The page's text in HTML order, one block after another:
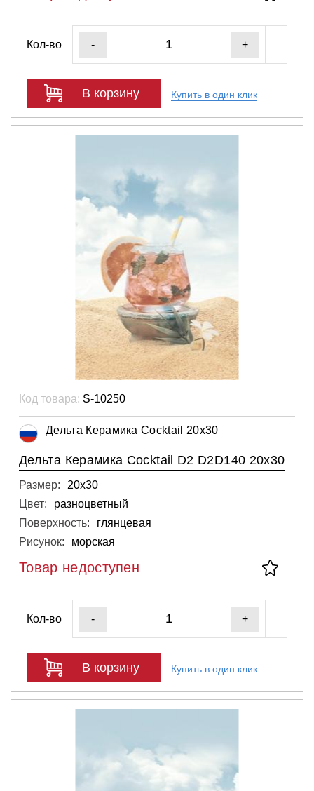
Кол-во - +
В корзину Купить в один клик
Код товара: S-10250
Дельта Керамика Cocktail 20x30
Дельта Керамика Cocktail D2 D2D140 20x30
Размер:
20х30
Цвет:
разноцветный
Поверхность:
глянцевая
Рисунок:
морская
Товар недоступен
Кол-во - +
В корзину Купить в один клик